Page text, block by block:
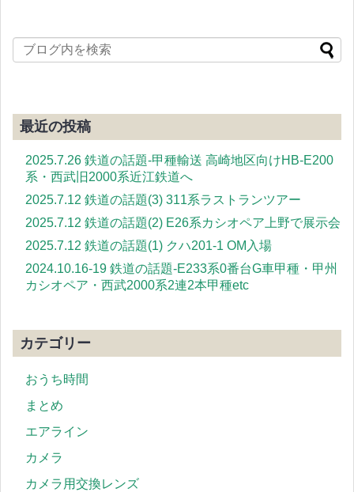
最近の投稿
2025.7.26 鉄道の話題-甲種輸送 高崎地区向けHB-E200
系・西武旧2000系近江鉄道へ
2025.7.12 鉄道の話題(3) 311系ラストランツアー
2025.7.12 鉄道の話題(2) E26系カシオペア上野で展示会
2025.7.12 鉄道の話題(1) クハ201-1 OM入場
2024.10.16-19 鉄道の話題-E233系0番台G車甲種・甲州
カシオペア・西武2000系2連2本甲種etc
カテゴリー
おうち時間
まとめ
エアライン
カメラ
カメラ用交換レンズ